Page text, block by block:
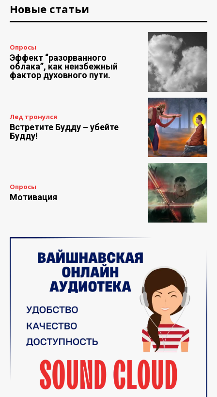
Новые статьи
Опросы
Эффект “разорванного
облака”, как неизбежный
фактор духовного пути.
Лед тронулся
Встретите Будду – убейте
Будду!
Опросы
Мотивация